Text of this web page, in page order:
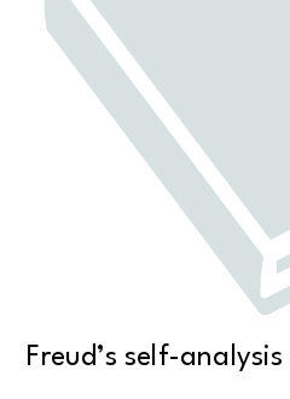
Freud’s self-analysis